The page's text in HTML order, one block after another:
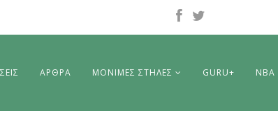
ΑΡΘΡΑ ΜΟΝΙΜΕΣ ΣΤΗΛΕΣ GURU+ NBA